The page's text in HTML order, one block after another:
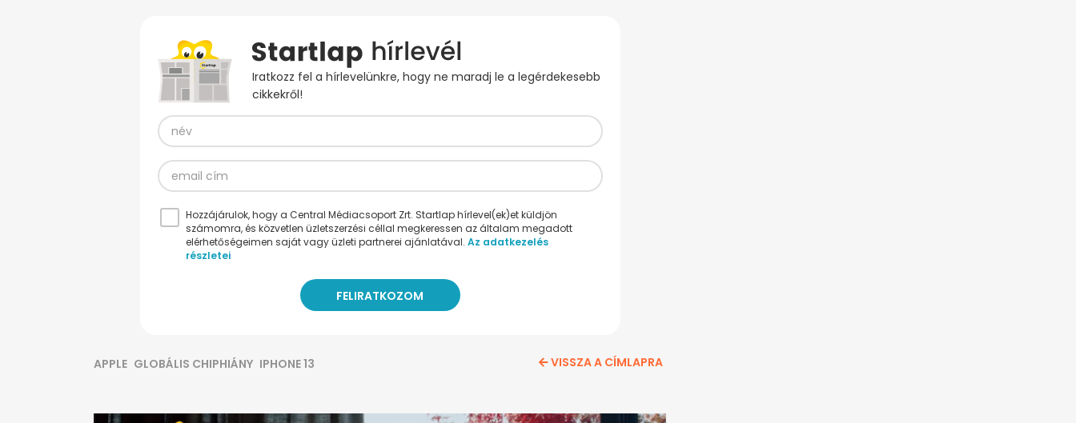
Iratkozz fel a hírlevelünkre, hogy ne maradj le a legérdekesebb
cikkekről!
Hozzájárulok, hogy a Central Médiacsoport Zrt. Startlap hírlevel(ek)et küldjön
számomra, és közvetlen üzletszerzési céllal megkeressen az általam megadott
elérhetőségeimen saját vagy üzleti partnerei ajánlatával. Az adatkezelés
részletei
APPLE GLOBÁLIS CHIPHIÁNY IPHONE 13 VISSZA A CÍMLAPRA